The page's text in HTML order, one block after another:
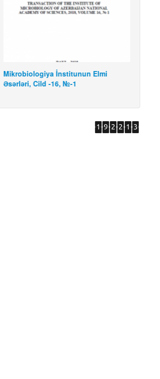
Mikrobiologiya İnstitunun Elmi
Əsərləri, Cild -16, №-1